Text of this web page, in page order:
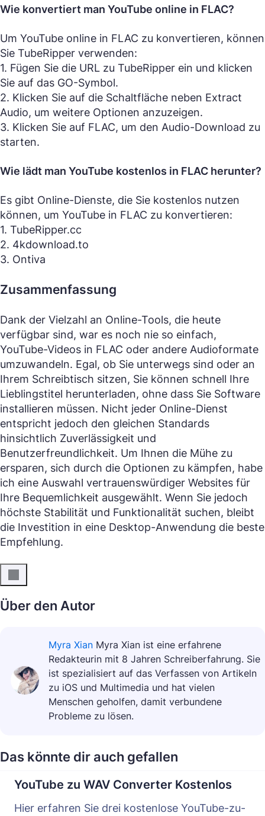
Wie konvertiert man YouTube online in FLAC?
Um YouTube online in FLAC zu konvertieren, können
Sie TubeRipper verwenden:
1. Fügen Sie die URL zu TubeRipper ein und klicken
Sie auf das GO-Symbol.
2. Klicken Sie auf die Schaltfläche neben Extract
Audio, um weitere Optionen anzuzeigen.
3. Klicken Sie auf FLAC, um den Audio-Download zu
starten.
Wie lädt man YouTube kostenlos in FLAC herunter?
Es gibt Online-Dienste, die Sie kostenlos nutzen
können, um YouTube in FLAC zu konvertieren:
1. TubeRipper.cc
2. 4kdownload.to
3. Ontiva
Zusammenfassung
Dank der Vielzahl an Online-Tools, die heute
verfügbar sind, war es noch nie so einfach,
YouTube-Videos in FLAC oder andere Audioformate
umzuwandeln. Egal, ob Sie unterwegs sind oder an
Ihrem Schreibtisch sitzen, Sie können schnell Ihre
Lieblingstitel herunterladen, ohne dass Sie Software
installieren müssen. Nicht jeder Online-Dienst
entspricht jedoch den gleichen Standards
hinsichtlich Zuverlässigkeit und
Benutzerfreundlichkeit. Um Ihnen die Mühe zu
ersparen, sich durch die Optionen zu kämpfen, habe
ich eine Auswahl vertrauenswürdiger Websites für
Ihre Bequemlichkeit ausgewählt. Wenn Sie jedoch
höchste Stabilität und Funktionalität suchen, bleibt
die Investition in eine Desktop-Anwendung die beste
Empfehlung.
Über den Autor
Myra Xian Myra Xian ist eine erfahrene
Redakteurin mit 8 Jahren Schreiberfahrung. Sie
ist spezialisiert auf das Verfassen von Artikeln
zu iOS und Multimedia und hat vielen
Menschen geholfen, damit verbundene
Probleme zu lösen.
Das könnte dir auch gefallen
YouTube zu WAV Converter Kostenlos
Hier erfahren Sie drei kostenlose YouTube-zu-